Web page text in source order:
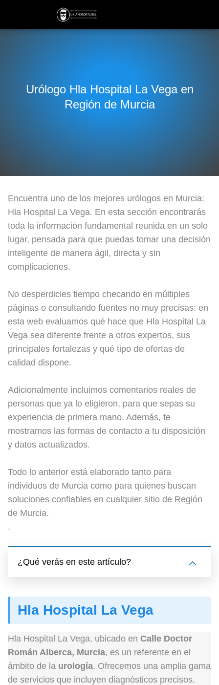
Urólogo Hla Hospital La Vega en
Región de Murcia
Encuentra uno de los mejores urólogos en Murcia:
Hla Hospital La Vega. En esta sección encontrarás
toda la información fundamental reunida en un solo
lugar, pensada para que puedas tomar una decisión
inteligente de manera ágil, directa y sin
complicaciones.
No desperdicies tiempo checando en múltiples
páginas o consultando fuentes no muy precisas: en
esta web evaluamos qué hace que Hla Hospital La
Vega sea diferente frente a otros expertos, sus
principales fortalezas y qué tipo de ofertas de
calidad dispone.
Adicionalmente incluimos comentarios reales de
personas que ya lo eligieron, para que sepas su
experiencia de primera mano. Además, te
mostramos las formas de contacto a tu disposición
y datos actualizados.
Todo lo anterior está elaborado tanto para
individuos de Murcia como para quienes buscan
soluciones confiables en cualquier sitio de Región
de Murcia.
.
¿Qué verás en este artículo?
Hla Hospital La Vega
Hla Hospital La Vega, ubicado en Calle Doctor
Román Alberca, Murcia, es un referente en el
ámbito de la urología. Ofrecemos una amplia gama
de servicios que incluyen diagnósticos precisos,